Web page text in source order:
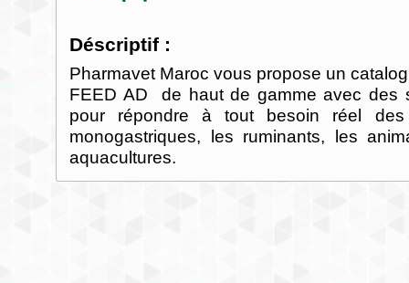
Déscriptif :
Pharmavet Maroc vous propose un
FEED AD de haut de gamme avec des
pour répondre à tout besoin réel
monogastriques, les ruminants, les
aquacultures.